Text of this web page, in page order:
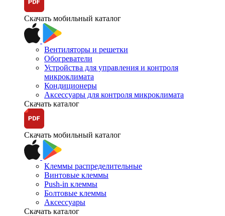
Скачать мобильный каталог
Вентиляторы и решетки
Обогреватели
Устройства для управления и контроля
микроклимата
Кондиционеры
Аксессуары для контроля микроклимата
Скачать каталог
Скачать мобильный каталог
Клеммы распределительные
Винтовые клеммы
Push-in клеммы
Болтовые клеммы
Аксессуары
Скачать каталог